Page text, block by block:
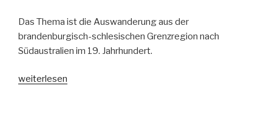
Das Thema ist die Auswanderung aus der
brandenburgisch-schlesischen Grenzregion nach
Südaustralien im 19. Jahrhundert.
„Neu
weiterlesen